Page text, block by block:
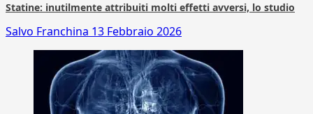
Statine: inutilmente attribuiti molti effetti avversi, lo studio
Salvo Franchina 13 Febbraio 2026